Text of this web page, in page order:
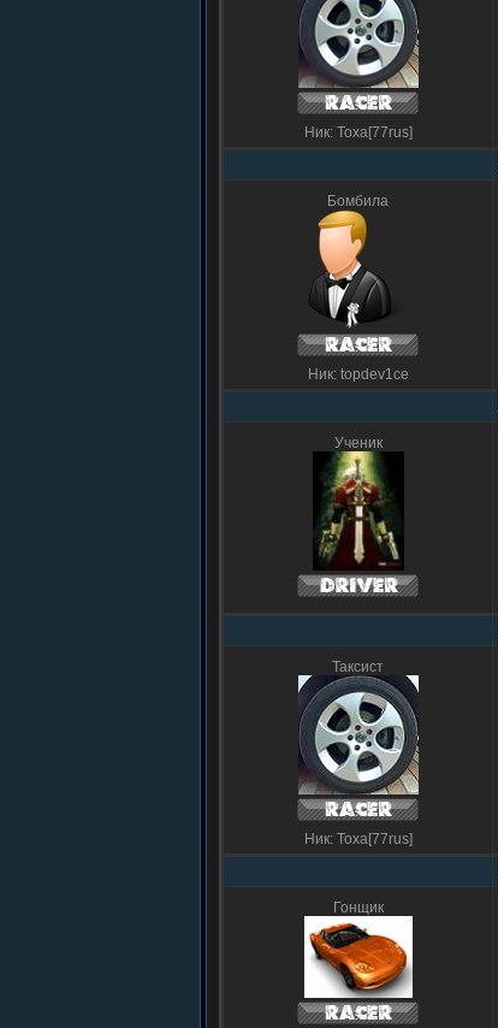
Ник: Toxa[77rus]
Бомбила
Ник: topdev1ce
Ученик
Таксист
Ник: Toxa[77rus]
Гонщик